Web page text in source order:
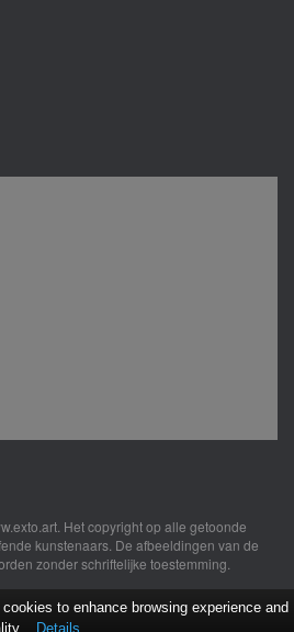
. Het copyright op alle getoonde
kunstenaars. De afbeeldingen van de
zonder schriftelijke toestemming.
to enhance browsing experience and
Details